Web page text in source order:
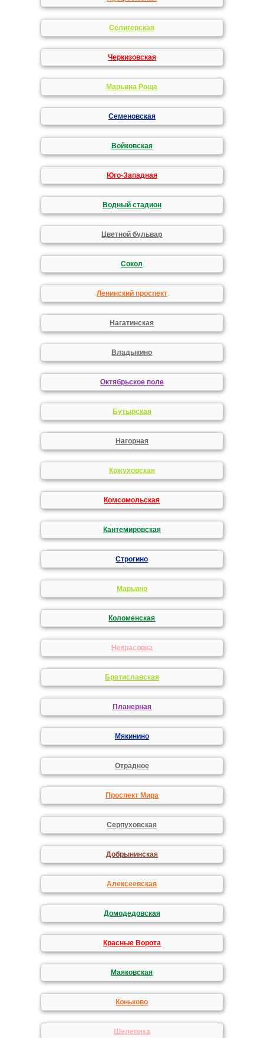
Селигерская
Черкизовская
Марьина Роща
Семеновская
Войковская
Юго-Западная
Водный стадион
Цветной бульвар
Сокол
Ленинский проспект
Нагатинская
Владыкино
Октябрьское поле
Бутырская
Нагорная
Кожуховская
Комсомольская
Кантемировская
Строгино
Марьино
Коломенская
Некрасовка
Братиславская
Планерная
Мякинино
Отрадное
Проспект Мира
Серпуховская
Добрынинская
Алексеевская
Домодедовская
Красные Ворота
Маяковская
Коньково
Шелепиха